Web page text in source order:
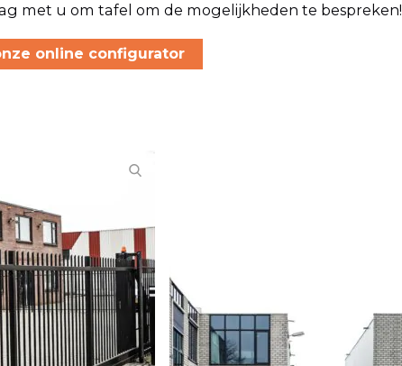
met u om tafel om de mogelijkheden te bespreken!
online configurator